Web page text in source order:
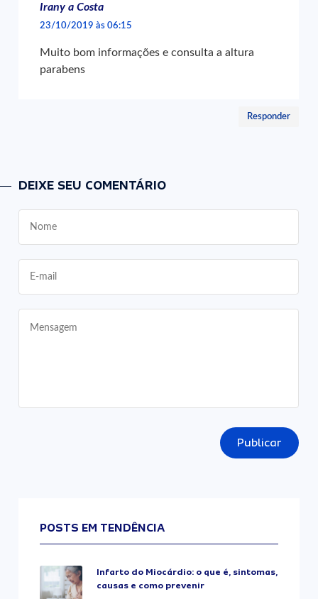
Irany a Costa
23/10/2019 às 06:15
Muito bom informações e consulta a altura
parabens
Responder
DEIXE SEU COMENTÁRIO
Publicar
POSTS EM TENDÊNCIA
Infarto do Miocárdio: o que é, sintomas,
causas e como prevenir